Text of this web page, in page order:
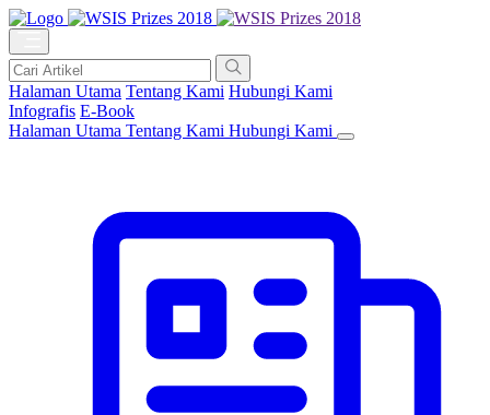
Halaman Utama Tentang Kami Hubungi Kami
Infografis E-Book
Halaman Utama Tentang Kami Hubungi Kami